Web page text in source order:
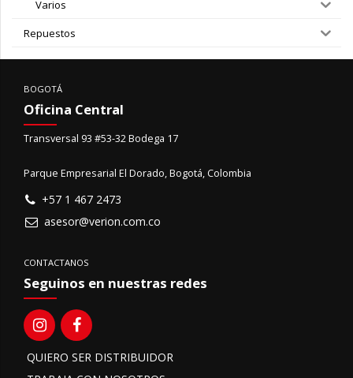
Varios
Repuestos
BOGOTÁ
Oficina Central
Transversal 93 #53-32 Bodega 17
Parque Empresarial El Dorado, Bogotá, Colombia
+57 1 467 2473
asesor@verion.com.co
CONTACTANOS
Seguinos en nuestras redes
QUIERO SER DISTRIBUIDOR